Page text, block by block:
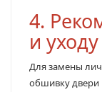
4.
и уходу
Для замены
обшивку двери